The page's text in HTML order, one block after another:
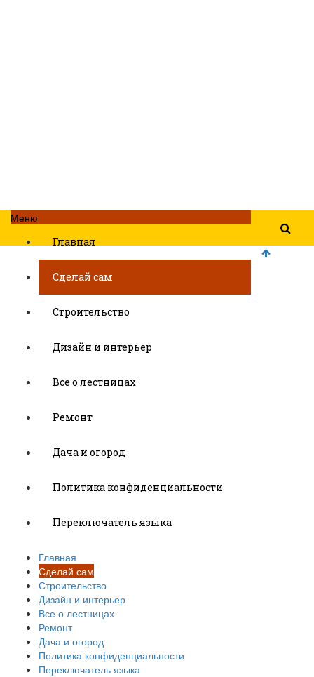
Меню
Главная
Сделай сам
Строительство
Дизайн и интерьер
Все о лестницах
Ремонт
Дача и огород
Политика конфиденциальности
Переключатель языка
Главная
Сделай сам
Строительство
Дизайн и интерьер
Все о лестницах
Ремонт
Дача и огород
Политика конфиденциальности
Переключатель языка